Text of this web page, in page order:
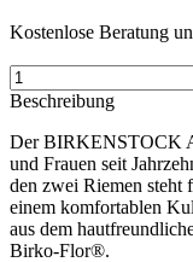
Kostenlose Beratung
Beschreibung
Der BIRKENSTOCK
und Frauen seit
den zwei Riemen steht
einem komfortablen
aus dem
Birko-Flor®.